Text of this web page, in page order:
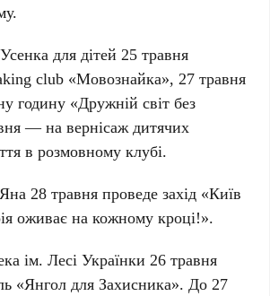
для дітей 25 травня
club «Мовознайка», 27 травня
годину «Дружній світ без
— на вернісаж дитячих
в розмовному клубі.
28 травня проведе захід «Київ
оживає на кожному кроці!».
ім. Лесі Українки 26 травня
«Янгол для Захисника». До 27